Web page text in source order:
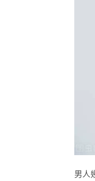
男人